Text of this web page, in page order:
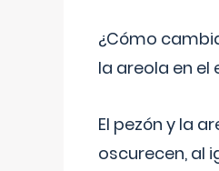
¿Cómo
la areola en el
El pezón y la
oscurecen, al